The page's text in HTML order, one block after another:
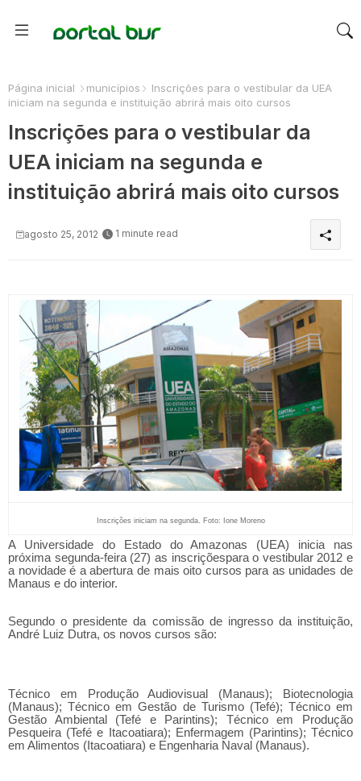
Página inicial municípios
Inscrições para o vestibular da UEA
iniciam na segunda e instituição abrirá mais oito cursos
Inscrições para o vestibular da
UEA iniciam na segunda e
instituição abrirá mais oito cursos
agosto 25, 2012 1 minute read
Inscrições iniciam na segunda. Foto: Ione Moreno
A Universidade do Estado do Amazonas (UEA) inicia nas
próxima segunda-feira (27) as inscriçõespara o vestibular 2012 e
a novidade é a abertura de mais oito cursos para as unidades de
Manaus e do interior.
Segundo o presidente da comissão de ingresso da instituição,
André Luiz Dutra, os novos cursos são:
Técnico em Produção Audiovisual (Manaus); Biotecnologia
(Manaus); Técnico em Gestão de Turismo (Tefé); Técnico em
Gestão Ambiental (Tefé e Parintins); Técnico em Produção
Pesqueira (Tefé e Itacoatiara); Enfermagem (Parintins); Técnico
em Alimentos (Itacoatiara) e Engenharia Naval (Manaus).